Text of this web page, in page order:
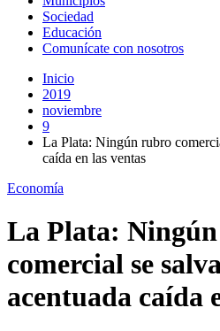
Sociedad
Educación
Comunícate con nosotros
Inicio
2019
noviembre
9
La Plata: Ningún rubro
caída en las ventas
Economía
La Plata:
comercial se
acentuada caída